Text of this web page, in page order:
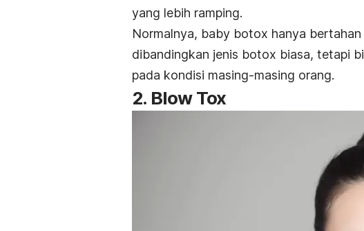
yang lebih ramping.
Normalnya, baby botox hanya
dibandingkan jenis botox biasa, tetapi
pada kondisi masing-masing orang.
2. Blow Tox